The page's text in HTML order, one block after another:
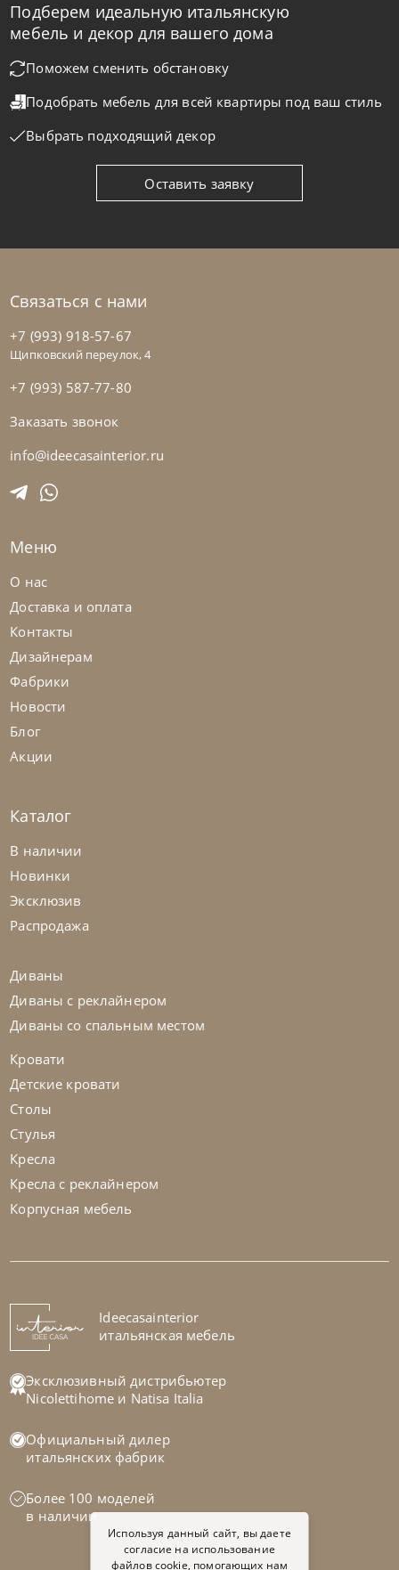
Подберем идеальную итальянскую
мебель и декор для вашего дома
Поможем сменить обстановку
Подобрать мебель для всей квартиры под ваш стиль
Выбрать подходящий декор
Оставить заявку
Связаться с нами
+7 (993) 918-57-67
Щипковский переулок, 4
+7 (993) 587-77-80
Заказать звонок
info@ideecasainterior.ru
Меню
О нас
Доставка и оплата
Контакты
Дизайнерам
Фабрики
Новости
Блог
Акции
Каталог
В наличии
Новинки
Эксклюзив
Распродажа
Диваны
Диваны с реклайнером
Диваны со спальным местом
Кровати
Детские кровати
Столы
Стулья
Кресла
Кресла с реклайнером
Корпусная мебель
Ideecasainterior
итальянская мебель
Эксклюзивный дистрибьютер
Nicolettihome и Natisa Italia
Официальный дилер
итальянских фабрик
Более 100 моделей
в наличии
Используя данный сайт, вы даете
согласие на использование
файлов cookie, помогающих нам